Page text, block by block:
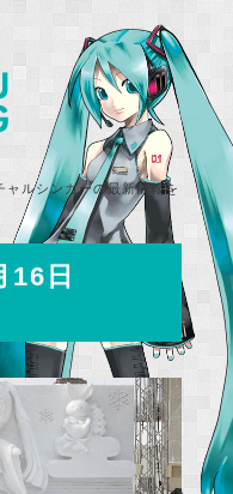
ャルシンガーの最新情報を
16日